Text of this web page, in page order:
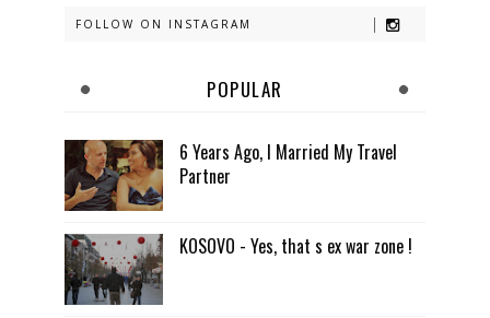
FOLLOW ON INSTAGRAM
POPULAR
6 Years Ago, I Married My Travel
Partner
KOSOVO - Yes, that s ex war zone !